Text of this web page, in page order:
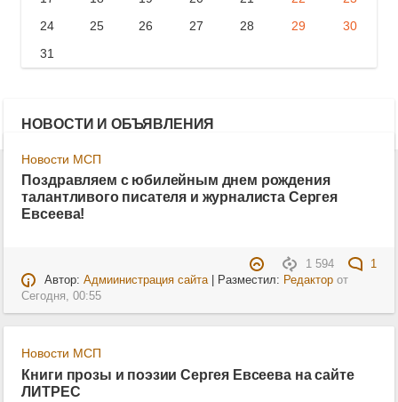
24
25 26 27 28 29
30
31
НОВОСТИ И ОБЪЯВЛЕНИЯ
Новости МСП
Поздравляем с юбилейным днем рождения
талантливого писателя и журналиста Сергея
Евсеева!
1 594
1
Автор: Адмиинистрация сайта| Разместил: Редакторот
Сегодня, 00:55
Новости МСП
Книги прозы и поэзии Сергея Евсеева на сайте
ЛИТРЕС